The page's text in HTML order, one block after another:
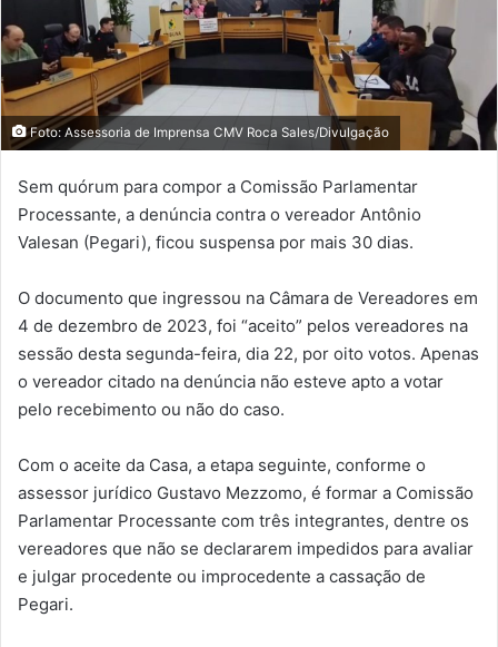
Foto: Assessoria de Imprensa CMV Roca Sales/Divulgação
Sem quórum para compor a Comissão Parlamentar
Processante, a denúncia contra o vereador Antônio
Valesan (Pegari), ficou suspensa por mais 30 dias.
O documento que ingressou na Câmara de Vereadores em
4 de dezembro de 2023, foi “aceito” pelos vereadores na
sessão desta segunda-feira, dia 22, por oito votos. Apenas
o vereador citado na denúncia não esteve apto a votar
pelo recebimento ou não do caso.
Com o aceite da Casa, a etapa seguinte, conforme o
assessor jurídico Gustavo Mezzomo, é formar a Comissão
Parlamentar Processante com três integrantes, dentre os
vereadores que não se declararem impedidos para avaliar
e julgar procedente ou improcedente a cassação de
Pegari.